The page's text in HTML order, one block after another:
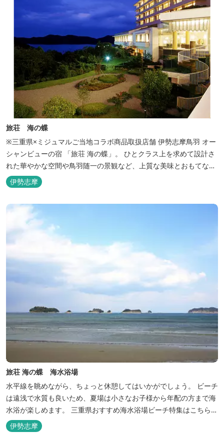
旅荘 海の蝶
※三重県×ミジュマルご当地コラボ商品取扱店舗 伊勢志摩鳥羽 オー
シャンビューの宿 「旅荘 海の蝶」。 ひとクラス上を求めて設計さ
れた華やかな空間や鳥羽随一の景観など、上質な美味とおもてなし
をお約束します。 海の蝶ならではのゆとりの休日をお過ごし下さい
ませ。
伊勢志摩
旅荘 海の蝶 海水浴場
水平線を眺めながら、ちょっと休憩してはいかがでしょう。 ビーチ
は遠浅で水質も良いため、夏場は小さなお子様から年配の方まで海
水浴が楽しめます。 三重県おすすめ海水浴場ビーチ特集はこちら
🏖三重の海水浴場ビーチ特集 プー...
伊勢志摩